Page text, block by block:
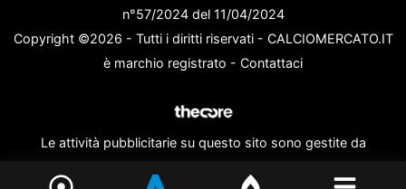
n°57/2024 del 11/04/2024
Copyright ©2026 - Tutti i diritti riservati - CALCIOMERCATO.IT
è marchio registrato - Contattaci
Le attività pubblicitarie su questo sito sono gestite da